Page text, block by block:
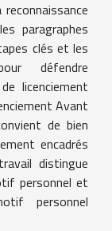
paragraphes
clés et les
défendre
licenciement
Avant
de bien
encadrés
distingue
personnel et
personnel